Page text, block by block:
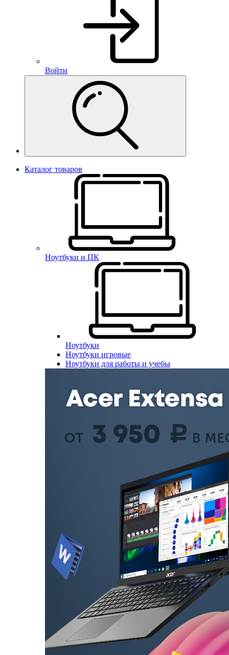
Войти
Каталог товаров
Ноутбуки и ПК
Ноутбуки
Ноутбуки игровые
Ноутбуки для работы и учебы